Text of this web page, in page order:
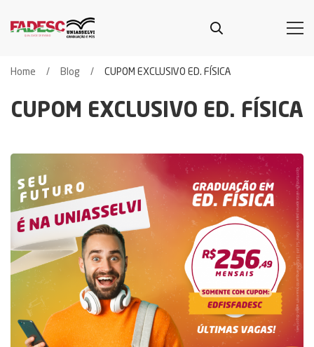
CUPOM EXCLUSIVO ED. FÍSICA
Home Blog CUPOM EXCLUSIVO ED. FÍSICA